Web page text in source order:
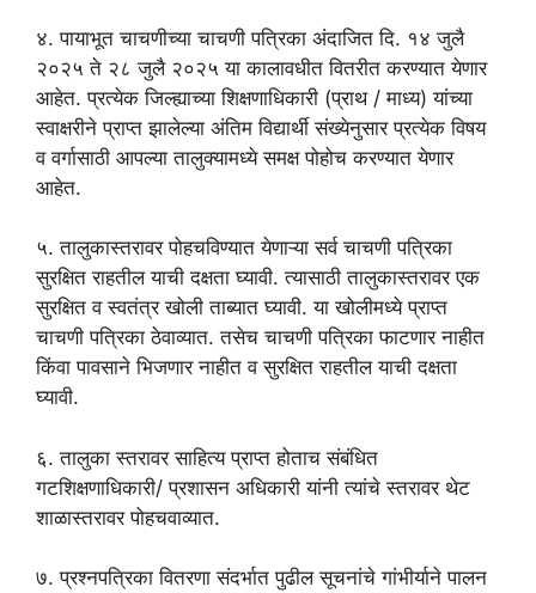
४. पायाभूत चाचणीच्या चाचणी पत्रिका अंदाजित दि. १४ जुलै
२०२५ ते २८ जुलै २०२५ या कालावधीत वितरीत करण्यात येणार
आहेत. प्रत्येक जिल्ह्याच्या शिक्षणाधिकारी (प्राथ / माध्य) यांच्या
स्वाक्षरीने प्राप्त झालेल्या अंतिम विद्यार्थी संख्येनुसार प्रत्येक विषय
व वर्गासाठी आपल्या तालुक्यामध्ये समक्ष पोहोच करण्यात येणार
आहेत.
५. तालुकास्तरावर पोहचविण्यात येणाऱ्या सर्व चाचणी पत्रिका
सुरक्षित राहतील याची दक्षता घ्यावी. त्यासाठी तालुकास्तरावर एक
सुरक्षित व स्वतंत्र खोली ताब्यात घ्यावी. या खोलीमध्ये प्राप्त
चाचणी पत्रिका ठेवाव्यात. तसेच चाचणी पत्रिका फाटणार नाहीत
किंवा पावसाने भिजणार नाहीत व सुरक्षित राहतील याची दक्षता
घ्यावी.
६. तालुका स्तरावर साहित्य प्राप्त होताच संबंधित
गटशिक्षणाधिकारी/ प्रशासन अधिकारी यांनी त्यांचे स्तरावर थेट
शाळास्तरावर पोहचवाव्यात.
७. प्रश्नपत्रिका वितरणा संदर्भात पुढील सूचनांचे गांभीर्याने पालन